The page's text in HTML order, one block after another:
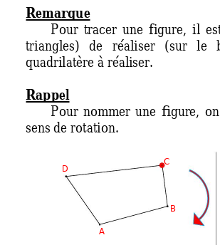
Remarque
Pour tracer une figure, il
triangles) de réaliser (sur le
quadrilatère à réaliser.
Rappel
Pour nommer une figure, on
sens de rotation.
A
B
C
D